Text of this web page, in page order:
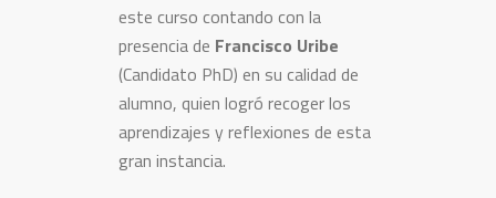
este curso contando con la
presencia de Francisco Uribe
(Candidato PhD) en su calidad de
alumno, quien logró recoger los
aprendizajes y reflexiones de esta
gran instancia.